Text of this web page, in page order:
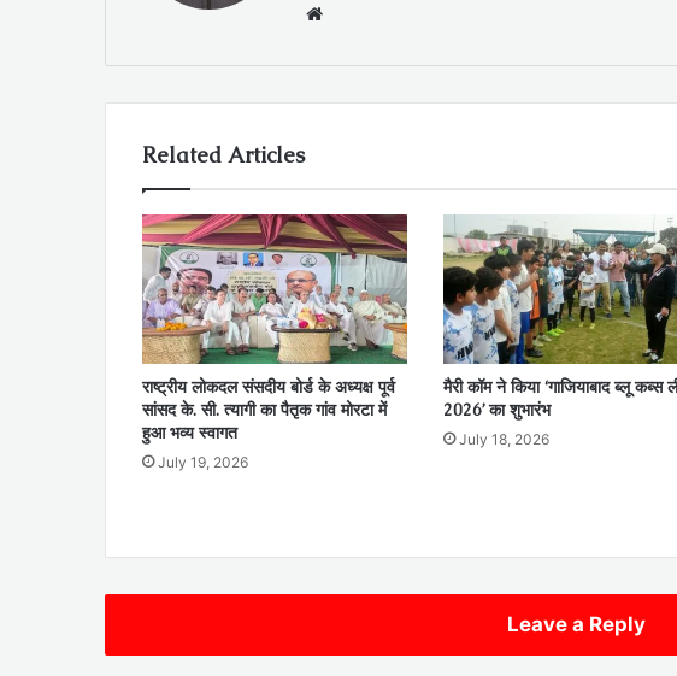
Related Articles
राष्ट्रीय लोकदल संसदीय बोर्ड के अध्यक्ष पूर्व
सांसद के. सी. त्यागी का पैतृक गांव मोरटा में
हुआ भव्य स्वागत
July 19, 2026
मैरी कॉम ने किया ‘गाजियाबाद ब्लू कब्स
2026’ का शुभारंभ
July 18, 2026
Leave a Reply